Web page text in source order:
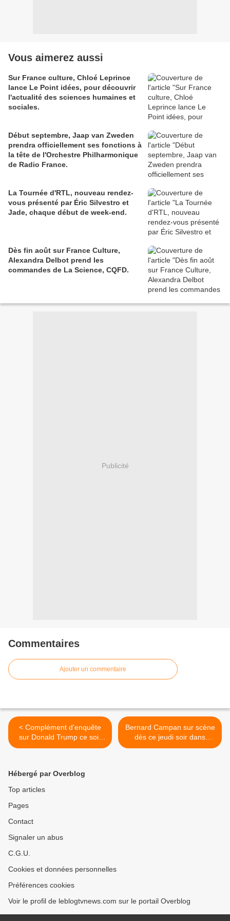
Vous aimerez aussi
Sur France culture, Chloé Leprince
lance Le Point idées, pour découvrir
l'actualité des sciences humaines et
sociales.
Début septembre, Jaap van Zweden
prendra officiellement ses fonctions à
la tête de l'Orchestre Philharmonique
de Radio France.
La Tournée d'RTL, nouveau rendez-
vous présenté par Éric Silvestro et
Jade, chaque début de week-end.
Dès fin août sur France Culture,
Alexandra Delbot prend les
commandes de La Science, CQFD.
Publicité
Commentaires
Ajouter un commentaire
< Complément d'enquête
sur Donald Trump ce soir
sur France 2 : la stratégie
Bernard Campan sur scène
dès ce jeudi soir dans
Check Up. >
Hébergé par Overblog
Top articles
Pages
Contact
Signaler un abus
C.G.U.
Cookies et données personnelles
Préférences cookies
Voir le profil de leblogtvnews.com sur le portail Overblog